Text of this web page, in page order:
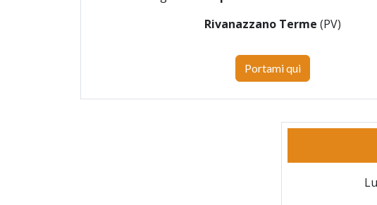
Rivanazzano Terme (PV)
Portami qui